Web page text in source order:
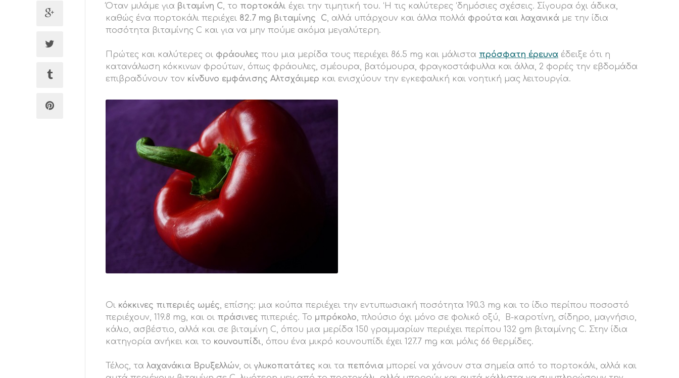
Όταν μιλάμε για βιταμίνη C, το πορτοκάλι έχει την τιμητική του. ‘Η τις καλύτερες ‘δημόσιες σχέσεις. Σίγουρα όχι άδικα,
καθώς ένα πορτοκάλι περιέχει 82.7 mg βιταμίνης C, αλλά υπάρχουν και άλλα πολλά φρούτα και λαχανικά με την ίδια
ποσότητα βιταμίνης C και για να μην πούμε ακόμα μεγαλύτερη.
Πρώτες και καλύτερες οι φράουλες που μια μερίδα τους περιέχει 86.5 mg και μάλιστα πρόσφατη έρευνα έδειξε ότι η
κατανάλωση κόκκινων φρούτων, όπως φράουλες, σμέουρα, βατόμουρα, φραγκοστάφυλλα και άλλα, 2 φορές την εβδομάδα
επιβραδύνουν τον κίνδυνο εμφάνισης Αλτσχάιμερ και ενισχύουν την εγκεφαλική και νοητική μας λειτουργία.
Οι κόκκινες πιπεριές ωμές, επίσης: μια κούπα περιέχει την εντυπωσιακή ποσότητα 190.3 mg και το ίδιο περίπου ποσοστό
περιέχουν, 119.8 mg, και οι πράσινες πιπεριές. To μπρόκολο, πλούσιο όχι μόνο σε φολικό οξύ, Β-καροτίνη, σίδηρο, μαγνήσιο,
κάλιο, ασβέστιο, αλλά και σε βιταμίνη C, όπου μια μερίδα 150 γραμμαρίων περιέχει περίπου 132 gm βιταμίνης C. Στην ίδια
κατηγορία ανήκει και το κουνουπίδι, όπου ένα μικρό κουνουπίδι έχει 127.7 mg και μόλις 66 θερμίδες.
Τέλος, τα λαχανάκια Βρυξελλών, οι γλυκοπατάτες και τα πεπόνια μπορεί να χάνουν στα σημεία από το πορτοκάλι, αλλά και